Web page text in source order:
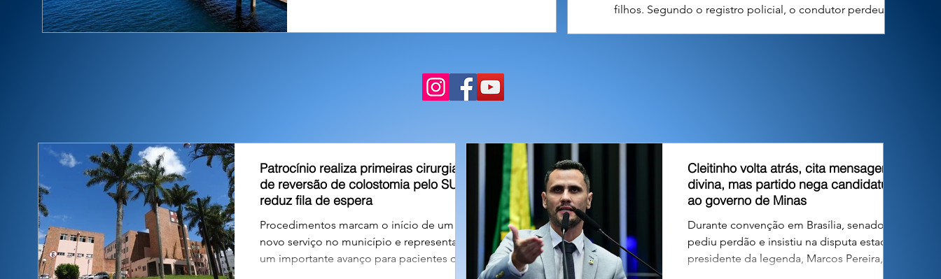
filhos. Segundo o registro policial, o condutor perdeu o
Patrocínio realiza primeiras cirurgias
de reversão de colostomia pelo SUS e
reduz fila de espera
Procedimentos marcam o início de um
novo serviço no município e representam
um importante avanço para pacientes que
Cleitinho volta atrás, cita mensagem
divina, mas partido nega candidatura
ao governo de Minas
Durante convenção em Brasília, senador
pediu perdão e insistiu na disputa estadual;
presidente da legenda, Marcos Pereira,